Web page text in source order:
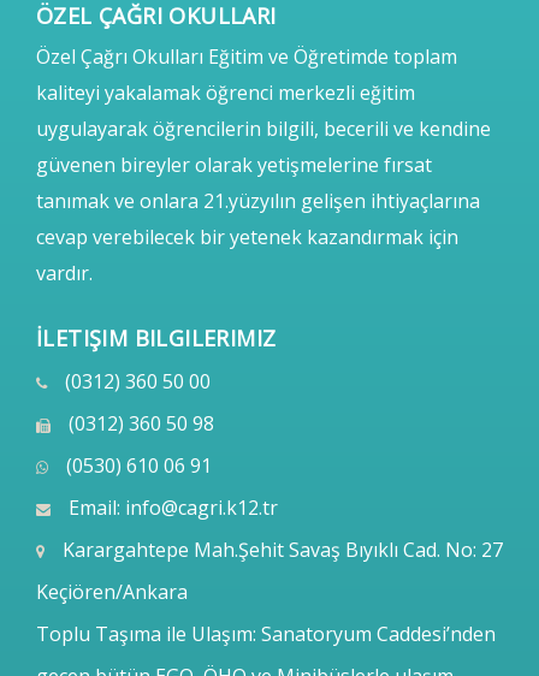
ÖZEL ÇAĞRI OKULLARI
Özel Çağrı Okulları Eğitim ve Öğretimde toplam
kaliteyi yakalamak öğrenci merkezli eğitim
uygulayarak öğrencilerin bilgili, becerili ve kendine
güvenen bireyler olarak yetişmelerine fırsat
tanımak ve onlara 21.yüzyılın gelişen ihtiyaçlarına
cevap verebilecek bir yetenek kazandırmak için
vardır.
İLETIŞIM BILGILERIMIZ
(0312) 360 50 00
(0312) 360 50 98
(0530) 610 06 91
Email: info@cagri.k12.tr
Karargahtepe Mah.Şehit Savaş Bıyıklı Cad. No: 27
Keçiören/Ankara
Toplu Taşıma ile Ulaşım: Sanatoryum Caddesi’nden